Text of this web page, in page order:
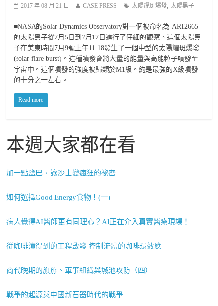
2017 年 08 月 21 日 CASE PRESS 太陽耀斑爆發,太陽黑子
■NASA的Solar Dynamics Observatory對一個被命名為 AR12665
的太陽黑子從7月5日到7月17日進行了仔細的觀察。這個太陽黑
子在美東時間7月9號上午11:18發生了一個中型的太陽耀斑爆發
(solar flare burst)。這種噴發會將大量的能量與高能粒子噴發至
宇宙中。這個噴發的強度被歸類於M1級。約是最強的X級噴發
的十分之一左右。
Read more
本週大家都在看
加一點鹽巴，讓沙士變瘋狂的祕密
如何選擇Good Energy食物！(一)
病人覺得AI醫師更有同理心？AI正在介入真實醫療現場！
從咖啡漬得到的工程啟發 控制流體的咖啡環效應
商代晚期的旗斿、軍事組織與城池攻防（四）
戰爭的起源與中國新石器時代的戰爭